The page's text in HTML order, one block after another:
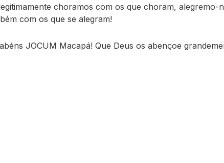
choramos com os que choram, alegremo-
com os que se alegram!
JOCUM Macapá! Que Deus os abençoe